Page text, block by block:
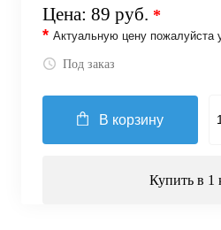
Цена: 89 руб. *
* Актуальную цену пожалуйста
Под заказ
В корзину
Купить в 1